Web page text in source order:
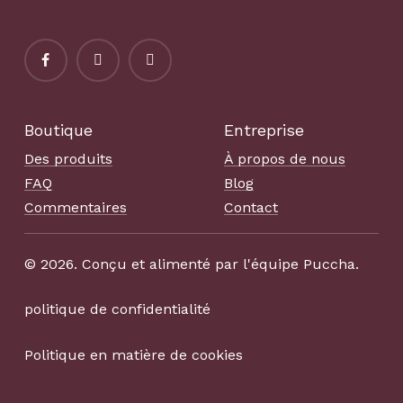
Boutique
Des produits
FAQ
Commentaires
Entreprise
À propos de nous
Blog
Contact
© 2026. Conçu et alimenté par l'équipe Puccha.
politique de confidentialité
Politique en matière de cookies